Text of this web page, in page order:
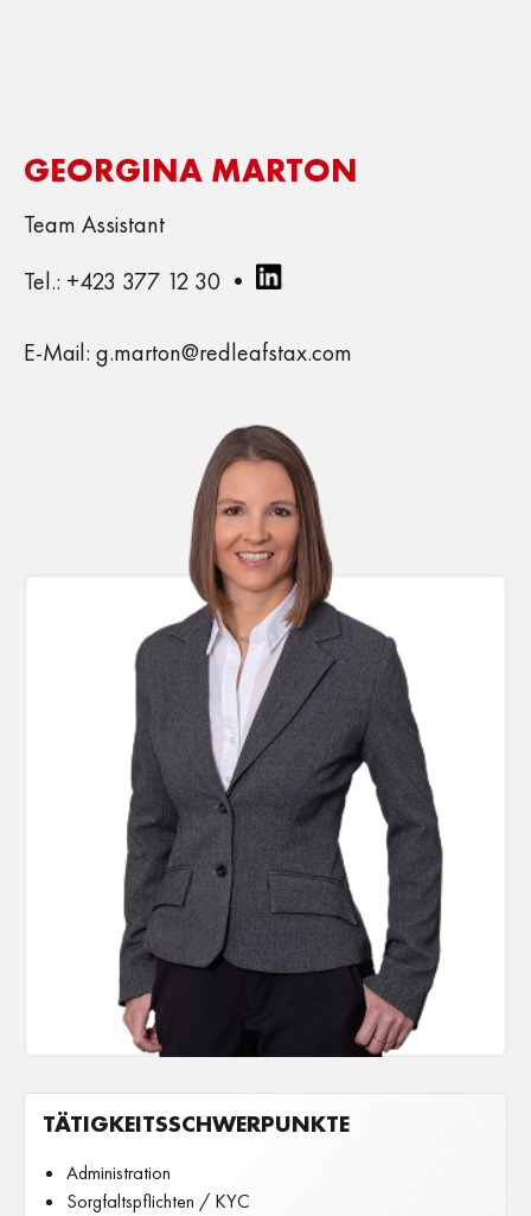
GEORGINA MARTON
Team Assistant
Tel.: +423 377 12 30 •
E-Mail: g.marton@redleafstax.com
TÄ­TIG­KEITS­SCHWER­PUNK­TE
Administration
Sorgfaltspflichten / KYC